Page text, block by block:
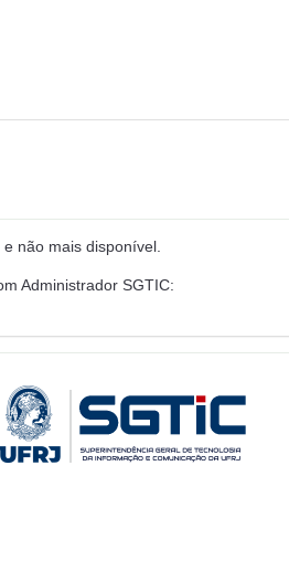
não mais disponível.
Administrador SGTIC: